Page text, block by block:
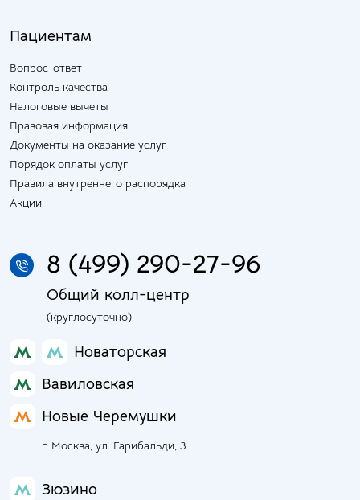
Пациентам
Вопрос-ответ
Контроль качества
Налоговые вычеты
Правовая информация
Документы на оказание услуг
Порядок оплаты услуг
Правила внутреннего распорядка
Акции
8 (499) 290-27-96
Общий колл-центр
(круглосуточно)
Новаторская
Вавиловская
Новые Черемушки
г. Москва, ул. Гарибальди, 3
Зюзино